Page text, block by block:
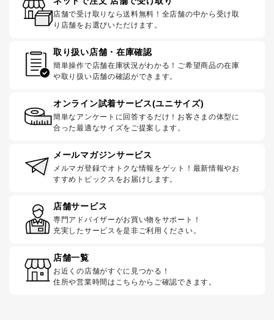
店舗で受け取りなら送料無料！全店舗の中から受け取
り店舗をお選びいただけます。
取り扱い店舗・在庫確認
簡単操作で店舗在庫状況がわかる！ご希望商品の在庫
や取り扱い店舗の確認ができます。
オンライン試着サービス(ユニサイズ)
簡単なアンケートに回答するだけ！お客さまの体型に
合った最適なサイズをご提案します。
メールマガジンサービス
メルマガ登録でオトクな情報をゲット！最新情報やお
すすめトピックスをお届けします。
店舗サービス
専門アドバイザーがお買い物をサポート！
充実したサービスを是非ご利用ください。
店舗一覧
お近くの店舗がすぐに見つかる！
住所や営業時間はこちらからご確認できます。